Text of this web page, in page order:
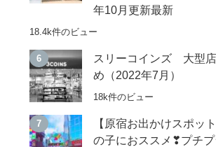
年10月更新最新
18.4k件のビュー
スリーコインズ 大型
め（2022年7月）
18k件のビュー
【原宿お出かけスポッ
の子におススメ❣プチ